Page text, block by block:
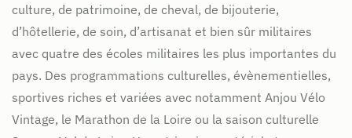
culture, de patrimoine, de cheval, de bijouterie,
d’hôtellerie, de soin, d’artisanat et bien sûr militaires
avec quatre des écoles militaires les plus importantes du
pays. Des programmations culturelles, évènementielles,
sportives riches et variées avec notamment Anjou Vélo
Vintage, le Marathon de la Loire ou la saison culturelle